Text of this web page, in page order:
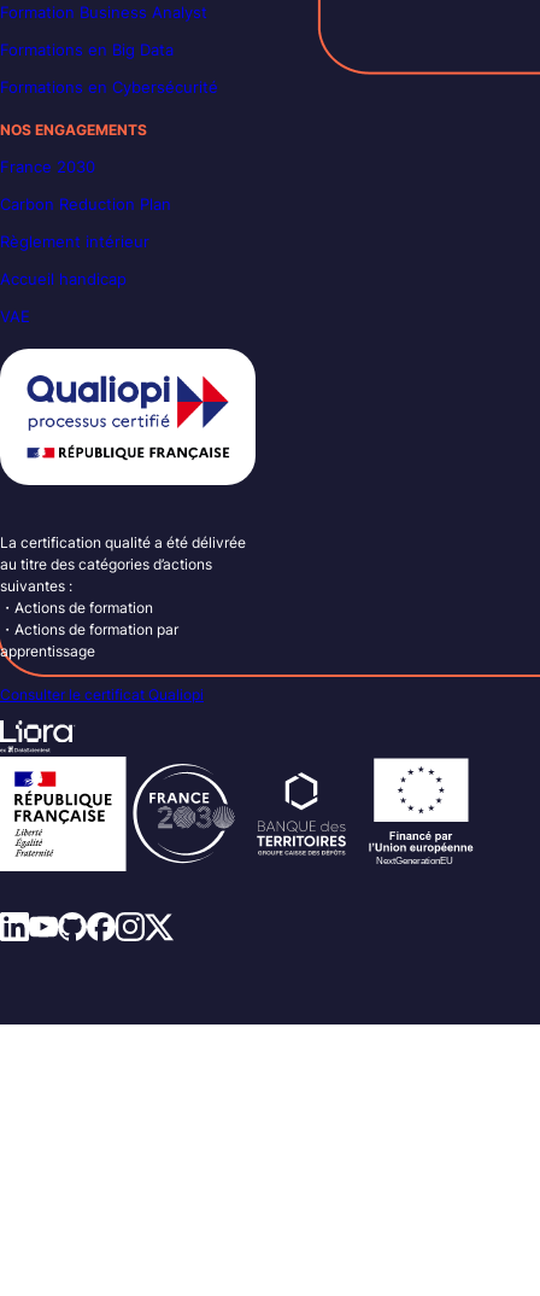
Formation Business Analyst
Formations en Big Data
Formations en Cybersécurité
NOS ENGAGEMENTS
France 2030
Carbon Reduction Plan
Règlement intérieur
Accueil handicap
VAE
La certification qualité a été délivrée
au titre des catégories d’actions
suivantes :
・Actions de formation
・Actions de formation par
apprentissage
Consulter le certificat Qualiopi